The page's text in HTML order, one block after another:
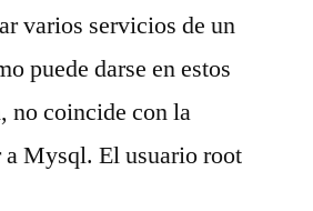
varios servicios de un
puede darse en estos
no coincide con la
a Mysql. El usuario root